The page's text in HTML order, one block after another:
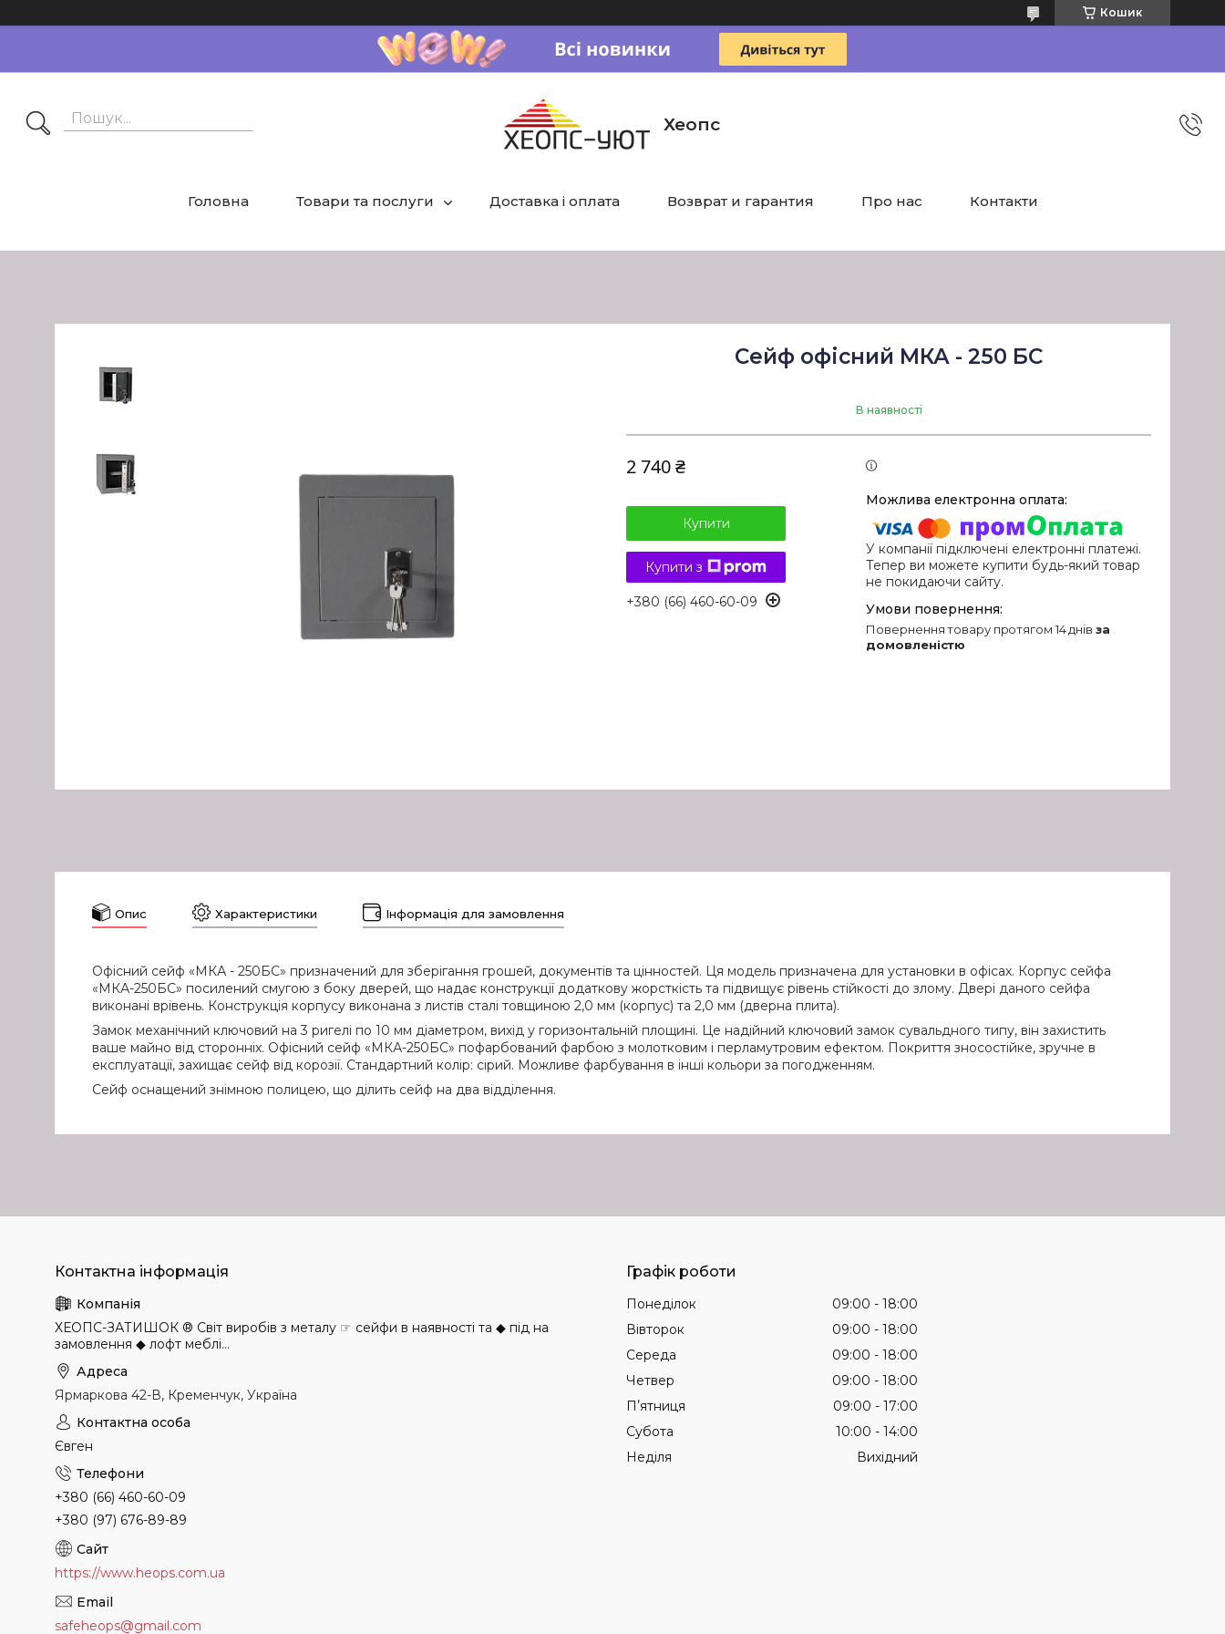
Кошик
Хеопс
Головна Товари та послуги Доставка і оплата Возврат и гарантия Про нас Контакти
Сейф офісний МКА - 250 БС
В наявності
2 740 ₴
Купити
Купити з
+380 (66) 460-60-09
У компанії підключені електронні платежі.
Тепер ви можете купити будь-який товар
не покидаючи сайту.
повернення товару протягом 14 днів за
домовленістю
Опис Характеристики Інформація для замовлення
Офісний сейф «МКА - 250БС» призначений для зберігання грошей, документів та цінностей. Ця модель призначена для установки в офісах. Корпус сейфа
«МКА-250БС» посилений смугою з боку дверей, що надає конструкції додаткову жорсткість та підвищує рівень стійкості до злому. Двері даного сейфа
виконані врівень. Конструкція корпусу виконана з листів сталі товщиною 2,0 мм (корпус) та 2,0 мм (дверна плита).
Замок механічний ключовий на 3 ригелі по 10 мм діаметром, вихід у горизонтальній площині. Це надійний ключовий замок сувальдного типу, він захистить
ваше майно від сторонніх. Офісний сейф «МКА-250БС» пофарбований фарбою з молотковим і перламутровим ефектом. Покриття зносостійке, зручне в
експлуатації, захищає сейф від корозії. Стандартний колір: сірий. Можливе фарбування в інші кольори за погодженням.
Сейф оснащений знімною полицею, що ділить сейф на два відділення.
ХЕОПС-ЗАТИШОК ® Світ виробів з металу ☞ сейфи в наявності та ◆ під на
замовлення ◆ лофт меблі...
Ярмаркова 42-В, Кременчук, Україна
Євген
+380 (66) 460-60-09
+380 (97) 676-89-89
https://www.heops.com.ua
safeheops@gmail.com
Графік роботи
Понеділок 09:00
18:00
Вівторок
09:00
18:00
Середа
09:00
18:00
Четвер
09:00
18:00
Пʼятниця
09:00
17:00
Субота
10:00
14:00
Неділя
Вихідний